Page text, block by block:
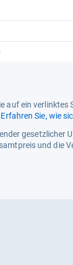
auf ein
Erfahren Sie, wie
gesetzlicher
und die